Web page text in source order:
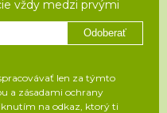
vždy medzi prvými
Odoberať
len za týmto
a zásadami ochrany
na odkaz, ktorý ti